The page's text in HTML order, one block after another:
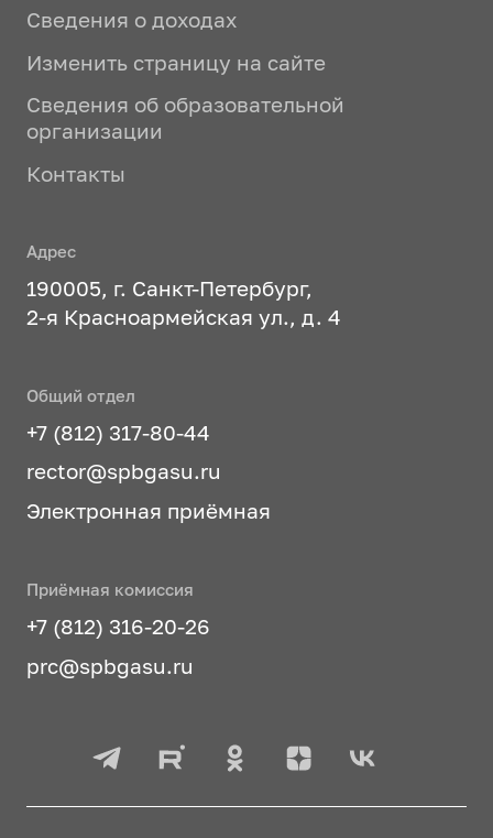
Сведения о доходах
Изменить страницу на сайте
Сведения об образовательной
организации
Контакты
Адрес
190005, г. Санкт-Петербург,
2-я Красноармейская ул., д. 4
Общий отдел
+7 (812) 317-80-44
rector@spbgasu.ru
Электронная приёмная
Приёмная комиссия
+7 (812) 316-20-26
prc@spbgasu.ru